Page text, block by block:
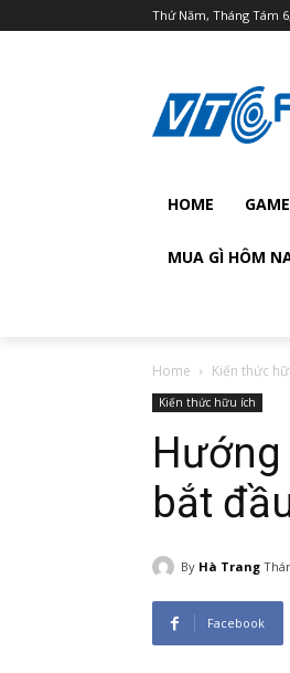
Thứ Năm, Tháng Tám
HOME
MUA GÌ HÔM
Home Kiến thức
Kiến thức hữu ích
bắt
By Hà Trang
Facebook